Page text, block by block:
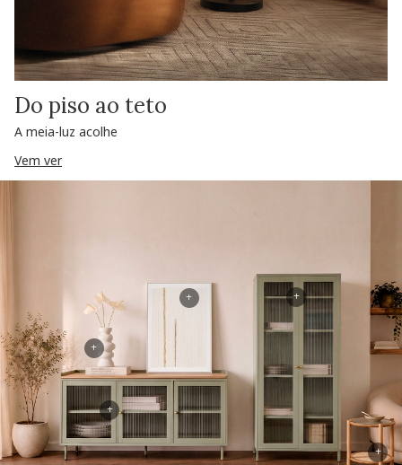
Do piso ao teto
A meia-luz acolhe
Vem ver
+
+
+
+
+